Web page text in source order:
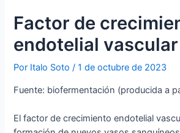
Factor de
endotelial vascular
Por Italo Soto/1 de octubre de 2023
Fuente: biofermentación (producida a
El factor de crecimiento endotelial